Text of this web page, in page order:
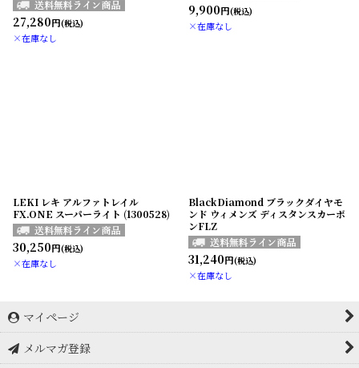
27,280円(税込)
×在庫なし
9,900円(税込)
×在庫なし
LEKI レキ アルファトレイル
FX.ONE スーパーライト (1300528)
30,250円(税込)
×在庫なし
BlackDiamond ブラックダイヤモ
ンド ウィメンズ ディスタンスカーボ
ンFLZ
31,240円(税込)
×在庫なし
マイページ
メルマガ登録